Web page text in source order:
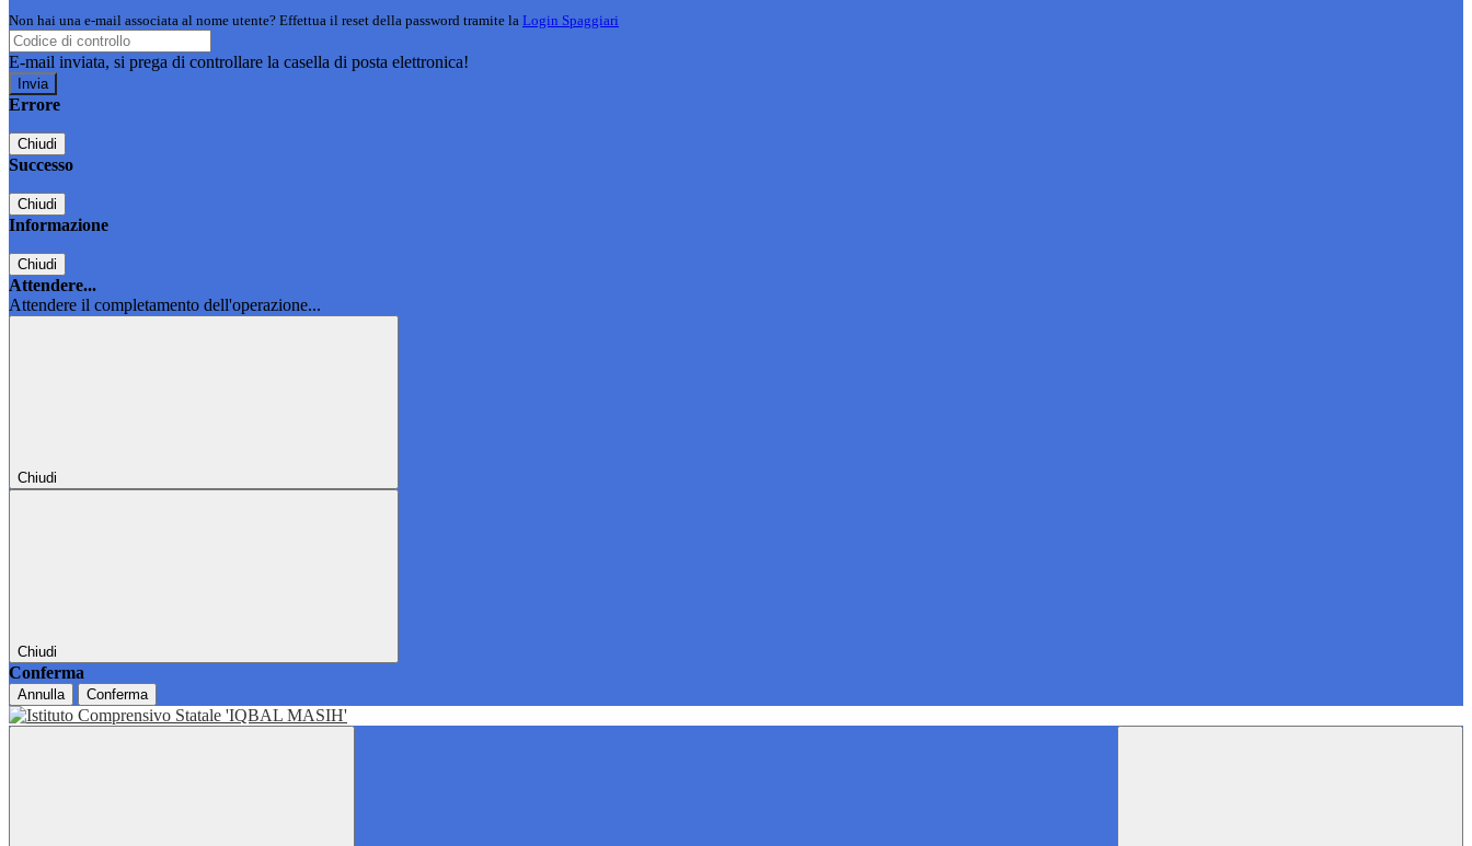
Non hai una e-mail associata al nome utente? Effettua il reset della password tramite la Login Spaggiari
E-mail inviata, si prega di controllare la casella di posta elettronica!
Errore
Chiudi
Successo
Chiudi
Informazione
Chiudi
Attendere...
Attendere il completamento dell'operazione...
Chiudi
Chiudi
Conferma
Annulla Conferma